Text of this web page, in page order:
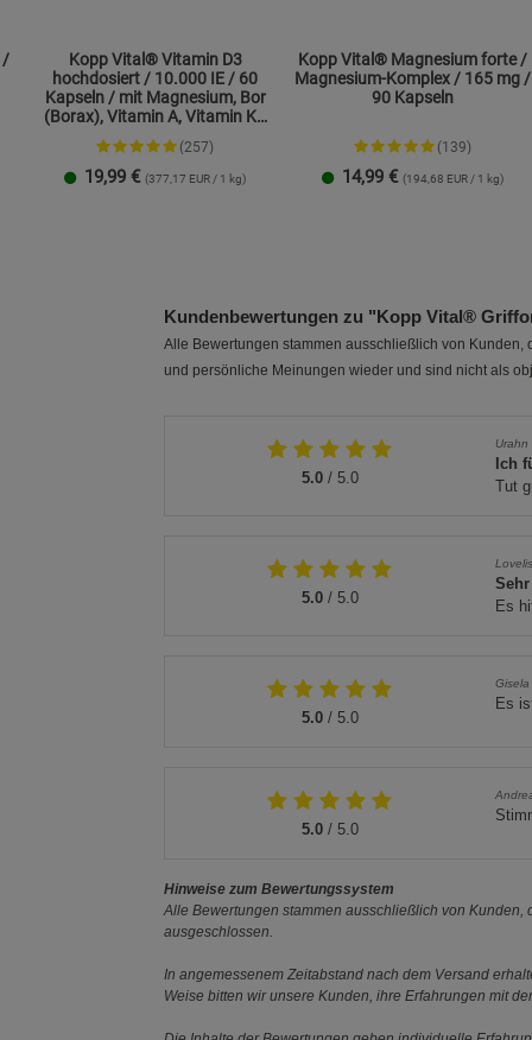
/
Kopp Vital® Vitamin D3
hochdosiert / 10.000 IE / 60
Kapseln / mit Magnesium, Bor
(Borax), Vitamin A, Vitamin K2
und Zink
(257)
19,99 € (377,17 EUR / 1 kg)
Kopp Vital® Magnesium forte /
Magnesium-Komplex / 165 mg /
90 Kapseln
(139)
14,99 € (194,68 EUR / 1 kg)
Kundenbewertungen zu "Kopp Vital®
Alle Bewertungen stammen ausschließlich von
und persönliche Meinungen wieder und sind nicht als
5.0/ 5.0
Urahn
Ich
Tut
5.0/ 5.0
Lovelis
Es
5.0/ 5.0
Es
5.0/ 5.0
Hinweise zum Bewertungssystem
Alle Bewertungen stammen ausschließlich von
ausgeschlossen.
In angemessenem Zeitabstand nach dem Versand
Weise bitten wir unsere Kunden, ihre Erfahrungen mit